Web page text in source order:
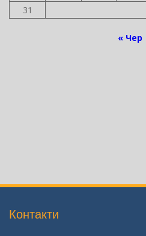
31
« Чер
Контакти